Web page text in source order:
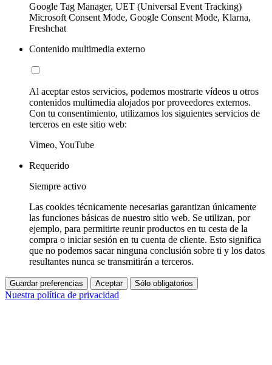
Google Tag Manager, UET (Universal Event Tracking)
Microsoft Consent Mode, Google Consent Mode, Klarna,
Freshchat
Contenido multimedia externo
Al aceptar estos servicios, podemos mostrarte vídeos u otros
contenidos multimedia alojados por proveedores externos.
Con tu consentimiento, utilizamos los siguientes servicios de
terceros en este sitio web:
Vimeo, YouTube
Requerido
Siempre activo
Las cookies técnicamente necesarias garantizan únicamente
las funciones básicas de nuestro sitio web. Se utilizan, por
ejemplo, para permitirte reunir productos en tu cesta de la
compra o iniciar sesión en tu cuenta de cliente. Esto significa
que no podemos sacar ninguna conclusión sobre ti y los datos
resultantes nunca se transmitirán a terceros.
Guardar preferencias Aceptar Sólo obligatorios
Nuestra política de privacidad